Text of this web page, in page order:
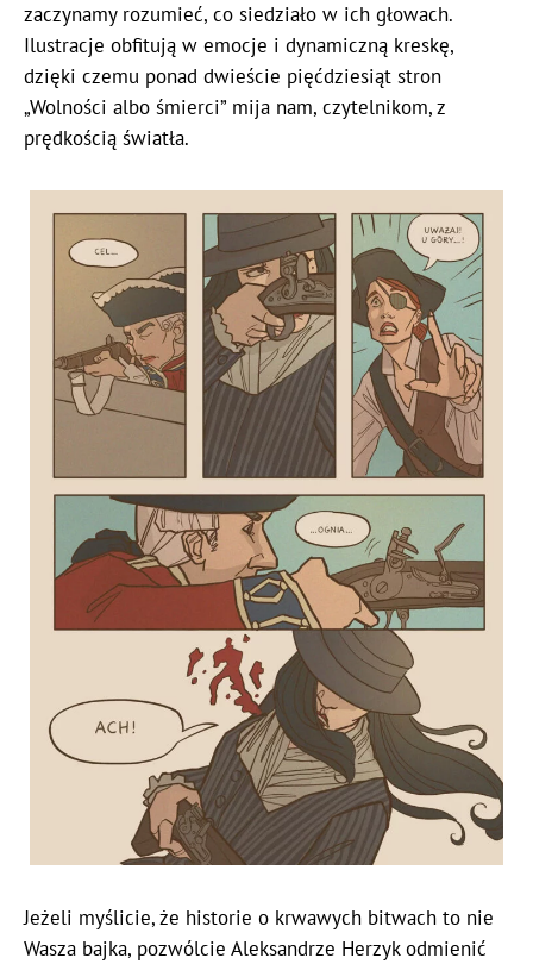
zaczynamy rozumieć, co siedziało w ich głowach.
Ilustracje obfitują w emocje i dynamiczną kreskę,
dzięki czemu ponad dwieście pięćdziesiąt stron
„Wolności albo śmierci” mija nam, czytelnikom, z
prędkością światła.
Jeżeli myślicie, że historie o krwawych bitwach to nie
Wasza bajka, pozwólcie Aleksandrze Herzyk odmienić